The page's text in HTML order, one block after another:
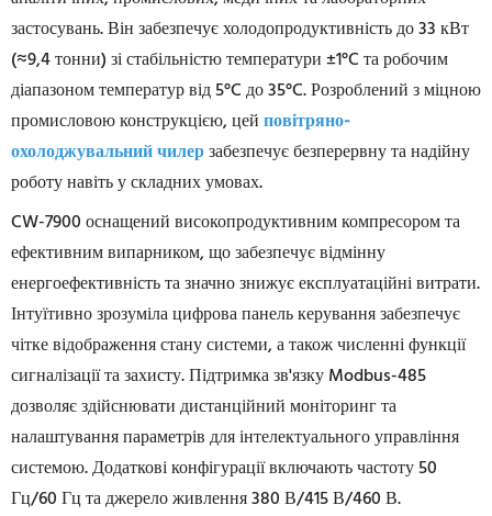
застосувань. Він забезпечує холодопродуктивність до 33 кВт
(≈9,4 тонни) зі стабільністю температури ±1°C та робочим
діапазоном температур від 5°C до 35°C. Розроблений з міцною
промисловою конструкцією, цейповітряно-
охолоджувальний чилерзабезпечує безперервну та надійну
роботу навіть у складних умовах.
CW-7900 оснащений високопродуктивним компресором та
ефективним випарником, що забезпечує відмінну
енергоефективність та значно знижує експлуатаційні витрати.
Інтуїтивно зрозуміла цифрова панель керування забезпечує
чітке відображення стану системи, а також численні функції
сигналізації та захисту. Підтримка зв'язку Modbus-485
дозволяє здійснювати дистанційний моніторинг та
налаштування параметрів для інтелектуального управління
системою. Додаткові конфігурації включають частоту 50
Гц/60 Гц та джерело живлення 380 В/415 В/460 В.